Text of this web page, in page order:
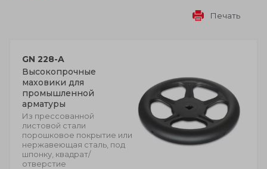
Печать
GN 228-A
Высокопрочные
маховики для
промышленной
арматуры
Из прессованной
листовой стали
порошковое покрытие или
нержавеющая сталь, под
шпонку, квадрат/
отверстие